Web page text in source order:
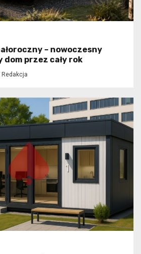
– nowoczesny
dom przez cały rok
Redakcja